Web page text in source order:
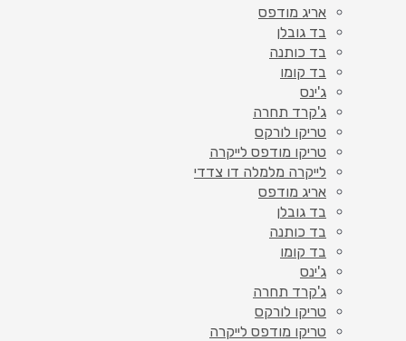
אריג מודפס
בד גובלן
בד כותנה
בד קומו
ג'ינס
ג'קרד תחרה
טריקו לורקס
טריקו מודפס לייקרה
לייקרה מלמלה דו צדדי
אריג מודפס
בד גובלן
בד כותנה
בד קומו
ג'ינס
ג'קרד תחרה
טריקו לורקס
טריקו מודפס לייקרה